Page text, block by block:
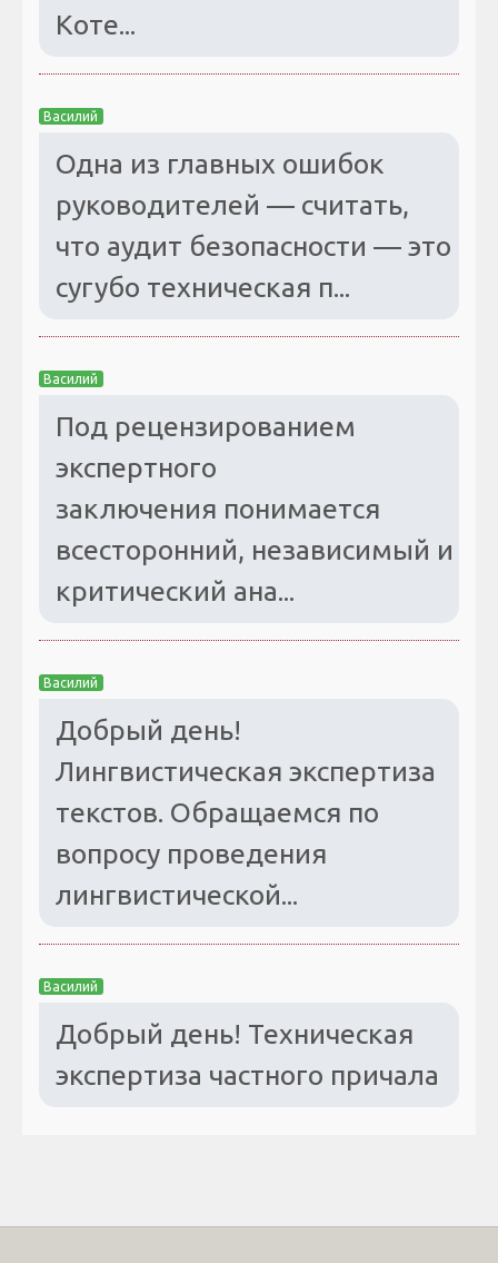
Коте...
Василий
Одна из главных ошибок
руководителей — считать,
что аудит безопасности — это
сугубо техническая п...
Василий
Под рецензированием
экспертного
заключения понимается
всесторонний, независимый и
критический ана...
Василий
Добрый день!
Лингвистическая экспертиза
текстов. Обращаемся по
вопросу проведения
лингвистической...
Василий
Добрый день! Техническая
экспертиза частного причала